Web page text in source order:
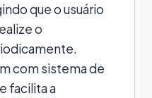
que o usuário
o
com sistema de
facilita a